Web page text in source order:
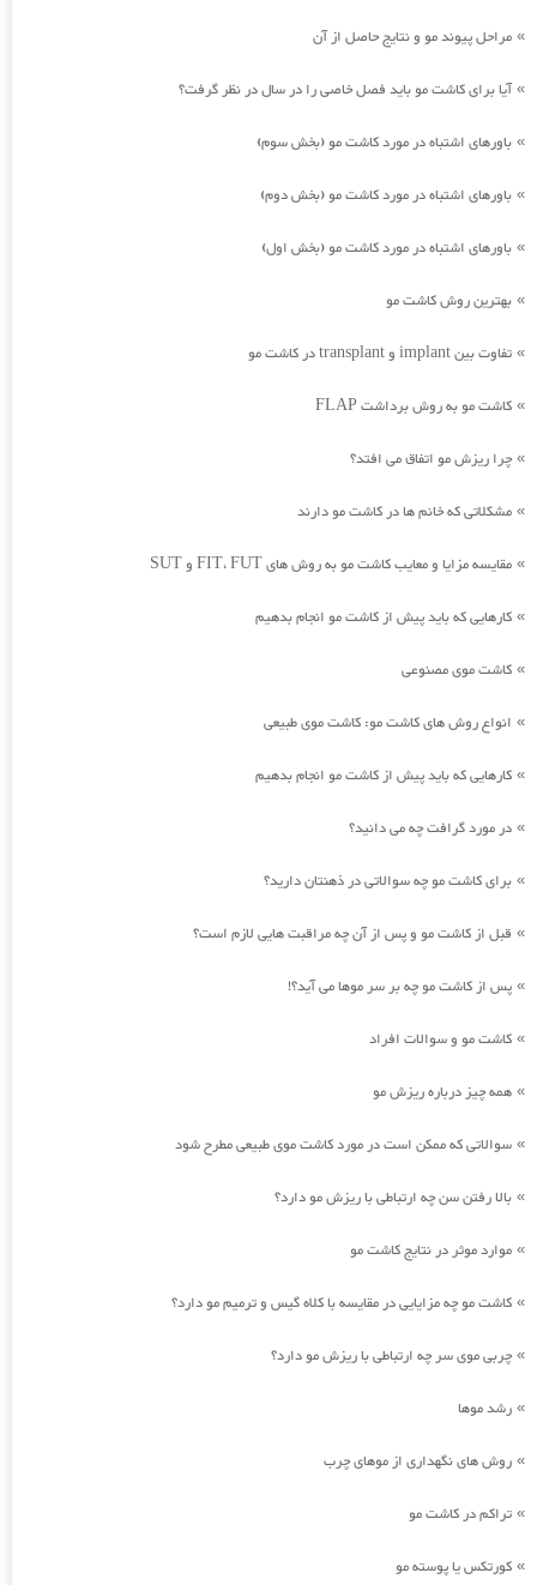
» مراحل پیوند مو و نتایج حاصل از آن
»آیا برای کاشت مو باید فصل خاصی را در سال در نظر گرفت؟
» باورهای اشتباه در مورد کاشت مو (بخش سوم)
» باورهای اشتباه در مورد کاشت مو (بخش دوم)
» باورهای اشتباه در مورد کاشت مو (بخش اول)
» بهترین روش کاشت مو
» تفاوت بین implant و transplant در کاشت مو
» کاشت مو به روش برداشت FLAP
» چرا ریزش مو اتفاق می افتد؟
» مشکلاتی که خانم ها در کاشت مو دارند
» مقایسه مزایا و معایب کاشت مو به روش های FIT، FUT و SUT
» کارهایی که باید پیش از کاشت مو انجام بدهیم
» کاشت موی مصنوعی
» انواع روش های کاشت مو: کاشت موی طبیعی
» کارهایی که باید پیش از کاشت مو انجام بدهیم
» در مورد گرافت چه می دانید؟
» برای کاشت مو چه سوالاتی در ذهنتان دارید؟
» قبل از کاشت مو و پس از آن چه مراقبت هایی لازم است؟
» پس از کاشت مو چه بر سر موها می آید؟!
» کاشت مو و سوالات افراد
» همه چیز درباره ریزش مو
» سوالاتی که ممکن است در مورد کاشت موی طبیعی مطرح شود
» بالا رفتن سن چه ارتباطی با ریزش مو دارد؟
» موارد موثر در نتایج کاشت مو
» کاشت مو چه مزایایی در مقایسه با کلاه گیس و ترمیم مو دارد؟
» چربی موی سر چه ارتباطی با ریزش مو دارد؟
» رشد موها
» روش های نگهداری از موهای چرب
» تراکم در کاشت مو
» کورتکس یا پوسته مو